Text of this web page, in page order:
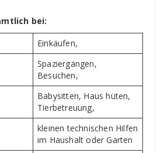
bei:
Einkäufen,
Spaziergängen,
Besuchen,
Babysitten, Haus hüten,
Tierbetreuung,
kleinen technischen Hilfen
im Haushalt oder Garten